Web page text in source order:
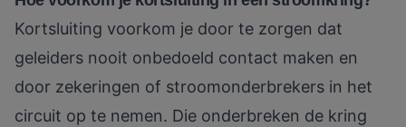
Kortsluiting voorkom je door te zorgen dat
geleiders nooit onbedoeld contact maken en
door zekeringen of stroomonderbrekers in het
circuit op te nemen. Die onderbreken de kring